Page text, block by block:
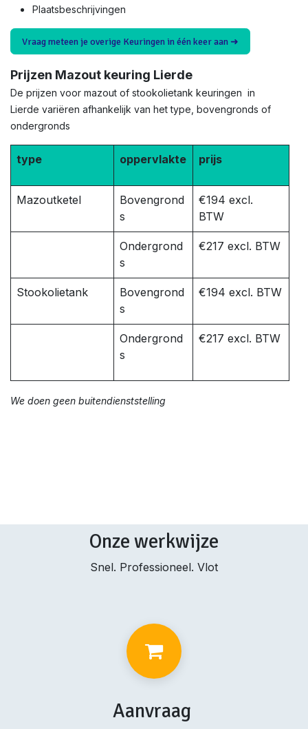
Plaatsbeschrijvingen
Vraag meteen je overige Keuringen in één keer aan ➜
Prijzen Mazout keuring Lierde
De prijzen voor mazout of stookolietank keuringen in
Lierde variëren afhankelijk van het type, bovengronds of
ondergronds
type oppervlakte prijs
Mazoutketel
Bovengrond
s
€194 excl.
BTW
Ondergrond
s
€217 excl. BTW
Stookolietank
Bovengrond
s
€194 excl. BTW
Ondergrond
s
€217 excl. BTW
We doen geen buitendienststelling
Onze werkwijze
Snel. Professioneel. Vlot
Aanvraag